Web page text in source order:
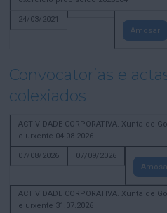
24/03/2021
Amosar
Convocatorias e
colexiados
ACTIVIDADE CORPORATIVA. Xunta
e urxente 04.08.2026
07/08/2026
07/09/2026
ACTIVIDADE CORPORATIVA. Xunta
e urxente 31.07.2026